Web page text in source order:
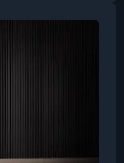
вы сделаете
и
давать